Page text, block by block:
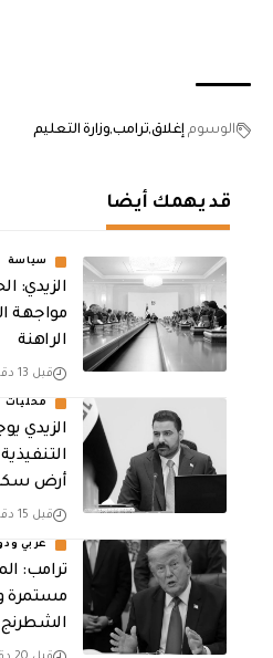
الوسوم إغلاقترامبوزارة التعليم
قد يهمك أيضا
سياسة
الزيدي:
مواجهة
الراهنة
قبل 13 دقيقة
محليات
الزيدي
أرض
قبل 15 دقيقة
عربي
‏ترامب:
مستمرة
الشطرنج